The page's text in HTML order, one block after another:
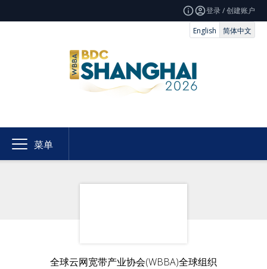
登录 / 创建账户
English
简体中文
菜单
全球云网宽带产业协会(WBBA)全球组织